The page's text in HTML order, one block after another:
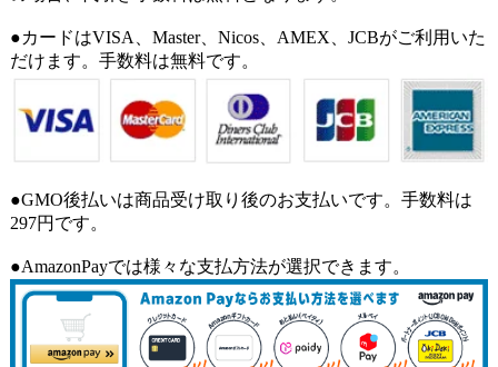
●カードはVISA、Master、Nicos、AMEX、JCBがご利用いた
だけます。手数料は無料です。
●GMO後払いは商品受け取り後のお支払いです。手数料は
297円です。
●AmazonPayでは様々な支払方法が選択できます。